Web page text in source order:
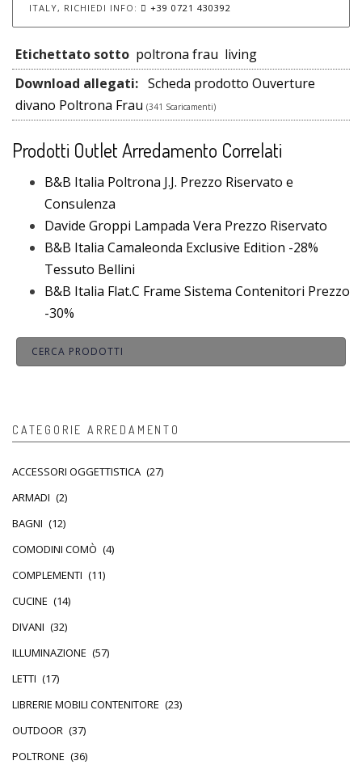
ITALY, RICHIEDI INFO:
+39 0721 430392
Etichettato sotto poltrona frau living
Download allegati: Scheda prodotto Ouverture
divano Poltrona Frau (341 Scaricamenti)
Prodotti Outlet Arredamento Correlati
B&B Italia Poltrona J.J. Prezzo Riservato e
Consulenza
Davide Groppi Lampada Vera Prezzo Riservato
B&B Italia Camaleonda Exclusive Edition -28%
Tessuto Bellini
B&B Italia Flat.C Frame Sistema Contenitori Prezzo
-30%
CATEGORIE ARREDAMENTO
ACCESSORI OGGETTISTICA (27)
ARMADI (2)
BAGNI (12)
COMODINI COMÒ (4)
COMPLEMENTI (11)
CUCINE (14)
DIVANI (32)
ILLUMINAZIONE (57)
LETTI (17)
LIBRERIE MOBILI CONTENITORE (23)
OUTDOOR (37)
POLTRONE (36)